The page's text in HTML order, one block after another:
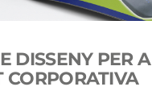
DISSENY PER A
CORPORATIVA